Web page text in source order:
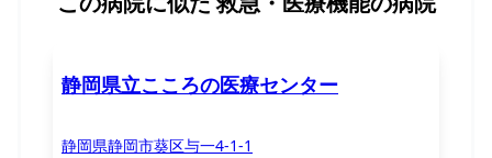
静岡県立こころの医療センター
静岡県静岡市葵区与一4-1-1